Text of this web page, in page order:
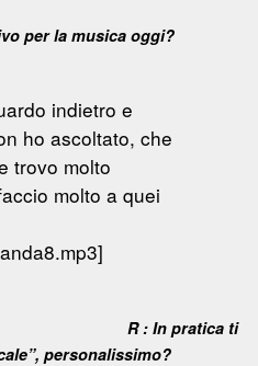
per la musica oggi?
indietro e
ho ascoltato, che
trovo molto
molto a quei
R : In pratica ti
personalissimo?